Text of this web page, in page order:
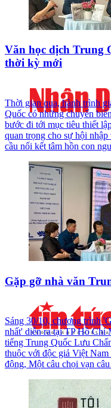
Văn học dịch Trung
thời kỳ mới
Thời gian qua, hành trình
Quốc có những chuyển
bước đi tới mục tiêu thiết
quan trọng cho sự hội
cầu nối kết tâm hồn con
Gặp gỡ nhà văn
Sáng 30/10, chương trình
nhất' diễn ra tại TP Hồ Chí
tiếng Trung Quốc Lưu
thuộc với độc giả Việt
động, Một câu chọi vạn